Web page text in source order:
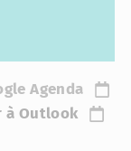
Agenda
à Outlook